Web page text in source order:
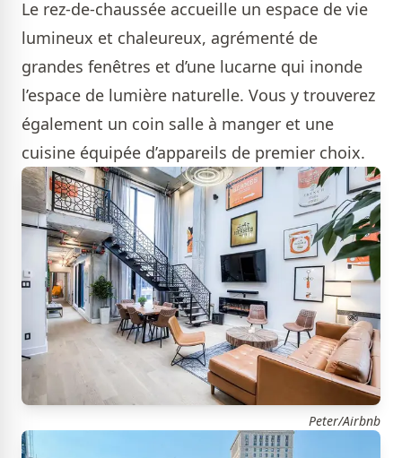
Le rez-de-chaussée accueille un espace de vie
lumineux et chaleureux, agrémenté de
grandes fenêtres et d’une lucarne qui inonde
l’espace de lumière naturelle. Vous y trouverez
également un coin salle à manger et une
cuisine équipée d’appareils de premier choix.
Peter/Airbnb